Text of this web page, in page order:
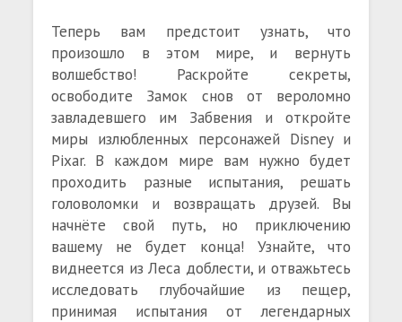
Теперь вам предстоит узнать, что
произошло в этом мире, и вернуть
волшебство! Раскройте секреты,
освободите Замок снов от вероломно
завладевшего им Забвения и откройте
миры излюбленных персонажей Disney и
Pixar. В каждом мире вам нужно будет
проходить разные испытания, решать
головоломки и возвращать друзей. Вы
начнёте свой путь, но приключению
вашему не будет конца! Узнайте, что
виднеется из Леса доблести, и отважьтесь
исследовать глубочайшие из пещер,
принимая испытания от легендарных